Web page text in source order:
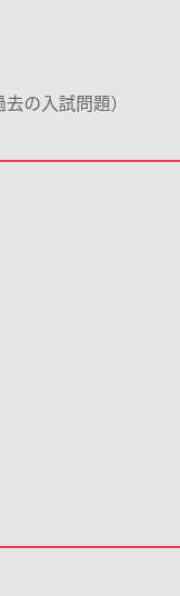
の入試問題）